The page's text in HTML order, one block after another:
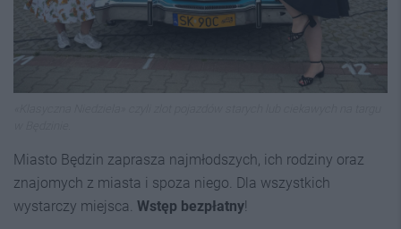
Miasto Będzin zaprasza najmłodszych, ich rodziny oraz
znajomych z miasta i spoza niego. Dla wszystkich
wystarczy miejsca. Wstęp bezpłatny!